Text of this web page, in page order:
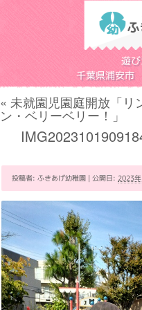
遊び
千葉県浦安
« 未就園児園庭開放「リ
ン・ベリーベリー！」
投稿者: ふきあげ幼稚園 | 公開日: 2023